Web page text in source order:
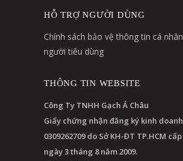
HỖ TRỢ NGƯỜI DÙNG
Chính sách bảo vệ thông tin cá
người tiêu dùng
THÔNG TIN WEBSITE
Công Ty TNHH Gạch Á Châu
Giấy chứng nhận đăng ký kinh
0309262709 do Sở KH-ĐT TP.HCM
ngày 3 tháng 8 năm 2009.